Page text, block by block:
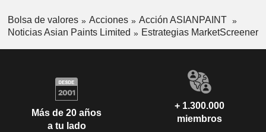
Bolsa de valores Acciones
Acción ASIANPAINT
Noticias Asian Paints Limited
Estrategias MarketScreener
Más de 20 años
a tu lado
+ 1.300.000
miembros